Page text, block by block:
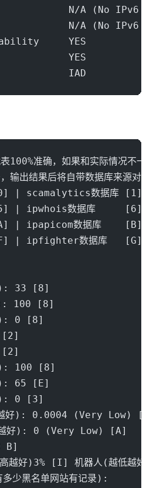
N/A (No IPv6
N/A (No IPv6
YES
YES
IAD
100%准确，如果和实际情况不一
输出结果后将自带数据库来源对应
| scamalytics数据库
| ipwhois数据库
| ipapicom数据库
| ipfighter数据库
): 33 [8]
): 100 [8]
): 0 [8]
[2]
[2]
): 100 [8]
): 65 [E]
): 0 [3]
越好): 0.0004 (Very Low)
越好): 0 (Very Low) [A]
B]
高越好)3% [I] 机器人(越低越
少黑名单网站有记录):